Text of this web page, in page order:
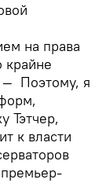
на права
крайне
— Поэтому, я
Тэтчер,
к власти
премьер-